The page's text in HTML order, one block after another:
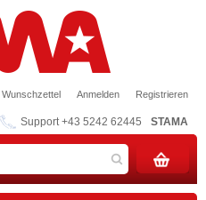
Wunschzettel Anmelden Registrieren
Support +43 5242 62445 STAMA